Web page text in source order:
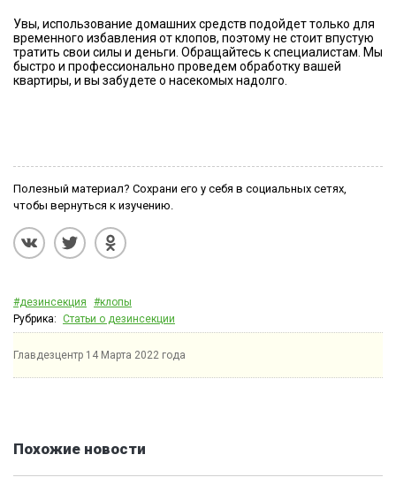
Увы, использование домашних средств подойдет только для
временного избавления от клопов, поэтому не стоит впустую
тратить свои силы и деньги. Обращайтесь к специалистам. Мы
быстро и профессионально проведем обработку вашей
квартиры, и вы забудете о насекомых надолго.
Полезный материал? Сохрани его у себя в социальных сетях,
чтобы вернуться к изучению.
#дезинсекция
#клопы
Рубрика: Статьи о дезинсекции
Главдезцентр 14 Марта 2022 года
Похожие новости